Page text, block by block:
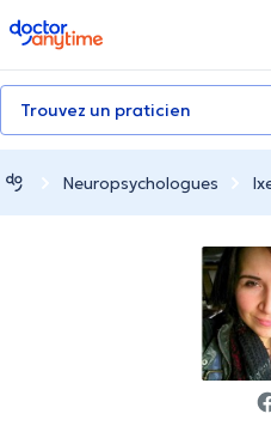
doctoranytime
Trouvez un praticien
Neuropsychologues